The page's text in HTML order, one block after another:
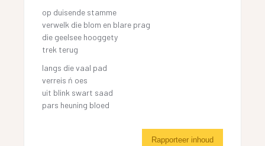
op duisende stamme
verwelk die blom en blare prag
die geelsee hooggety
trek terug
langs die vaal pad
verreis ń oes
uit blink swart saad
pars heuning bloed
Rapporteer inhoud